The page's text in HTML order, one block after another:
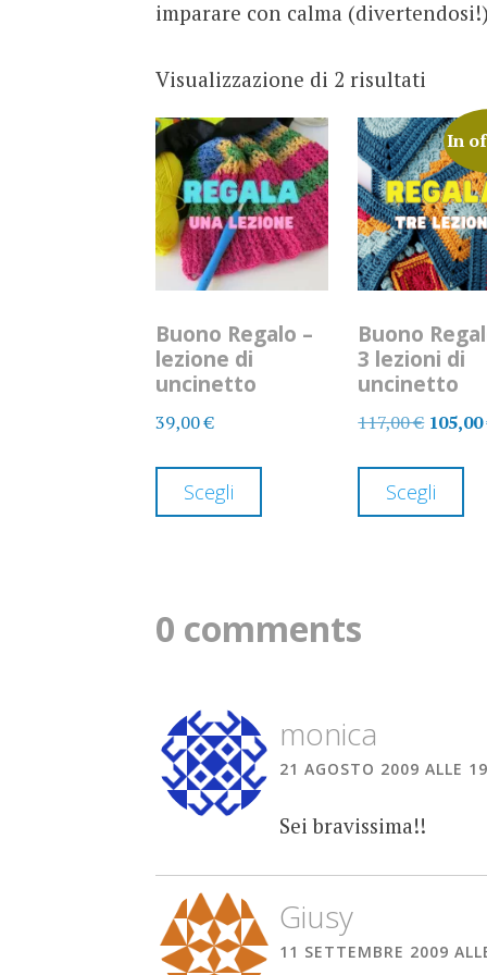
imparare con calma (divertendosi!)
Visualizzazione di 2 risultati
dal
più
Buono Regalo –
lezione di
uncinetto
39,00€
Scegli
Questo
Le
essere
scelte
nella
prodotto
In
Buono
3 lezioni di
uncinetto
117,00€ Il
originale
era:
105,00
Scegli
0 comments
monica
21 AGOSTO 2009 ALLE
Sei bravissima!!
Giusy
11 SETTEMBRE 2009